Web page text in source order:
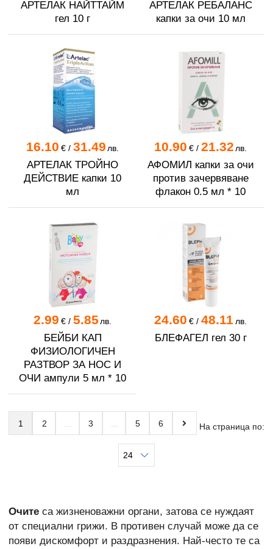
АРТЕЛАК НАЙТТАЙМ
гел 10 г
АРТЕЛАК РЕБАЛАНС
капки за очи 10 мл
16.10 €/ 31.49 лв.
АРТЕЛАК ТРОЙНО
ДЕЙСТВИЕ капки 10
мл
10.90 €/ 21.32 лв.
АФОМИЛ капки за очи
против зачервяване
флакон 0.5 мл * 10
2.99 €/ 5.85 лв.
БЕЙБИ КАП
ФИЗИОЛОГИЧЕН
РАЗТВОР ЗА НОС И
ОЧИ ампули 5 мл * 10
24.60 € / 48.11лв.
БЛЕФАГЕЛ гел 30 г
1 2 3 5 6 На страница по:
Очите са жизненоважни органи, затова се нуждаят
от специални грижи. В противен случай може да се
появи дискомфорт и раздразнения. Най-често те са